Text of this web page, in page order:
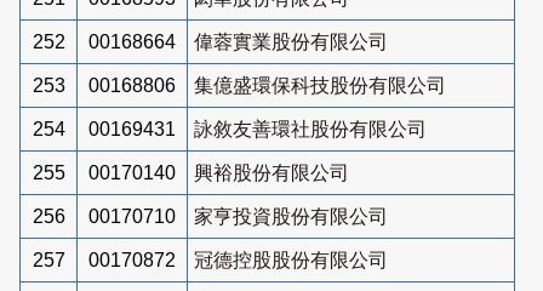
252 00168664 偉蓉實業股份有限公司
253 00168806 集億盛環保科技股份有限公司
254 00169431 詠敘友善環社股份有限公司
255 00170140 興裕股份有限公司
256 00170710 家亨投資股份有限公司
257 00170872 冠德控股股份有限公司